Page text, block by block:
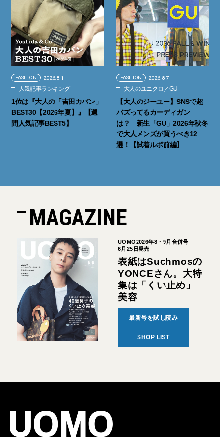
FASHION 2026.8.1
人気記事ランキング
1位は『大人の「吉田カバン」
BEST30【2026年夏】』【週
間人気記事BEST5】
FASHION 2026.8.7
大人のユニクロ／GU
【大人のジーユー】SNSで超
バズってるカーディガン
は？ 新生「GU」2026年秋冬
で大人メンズが買うべき12
選！【試着ルポ前編】
MAGAZINE
UOMO2026年8・9月合併号
6月25日発売
表紙はSuchmosの
YONCEさん。大特
集は「くい止め」
美容
最新号を試し読み
SHOP LIST